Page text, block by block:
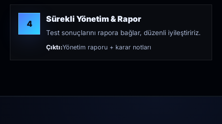
4 Sürekli Yönetim & Rapor
Test sonuçlarını rapora bağlar, düzenli iyileştiririz.
Çıktı:Yönetim raporu + karar notları